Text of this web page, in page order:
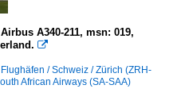
A340-211, msn: 019,

Flughäfen / Schweiz / Zürich (ZRH-
African Airways (SA-SAA)